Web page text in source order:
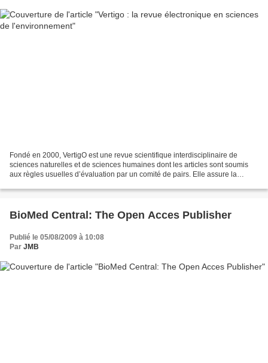
Fondé en 2000, VertigO est une revue scientifique interdisciplinaire de
sciences naturelles et de sciences humaines dont les articles sont soumis
aux règles usuelles d’évaluation par un comité de pairs. Elle assure la
BioMed Central: The Open Acces Publisher
Publié le 05/08/2009 à 10:08
Par JMB